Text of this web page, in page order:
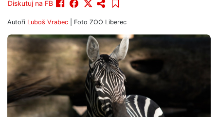
Diskutuj na FB
Autoři Luboš Vrabec | Foto ZOO Liberec